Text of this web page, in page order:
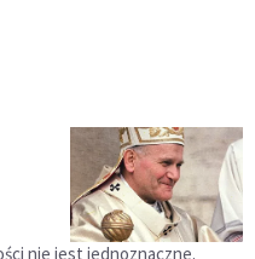
nie jest jednoznaczne.